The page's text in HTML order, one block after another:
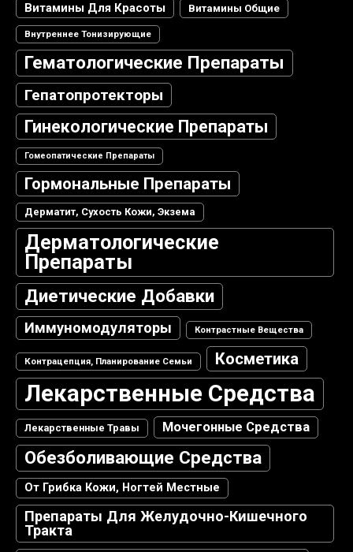
Витамины Для Красоты
Витамины Общие
Внутреннее Тонизирующие
Гематологические Препараты
Гепатопротекторы
Гинекологические Препараты
Гомеопатические Препараты
Гормональные Препараты
Дерматит, Сухость Кожи, Экзема
Дерматологические
Препараты
Диетические Добавки
Иммуномодуляторы Контрастные Вещества
Контрацепция, Планирование Семьи Косметика
Лекарственные Средства
Лекарственные Травы Мочегонные Средства
Обезболивающие Средства
От Грибка Кожи, Ногтей Местные
Препараты Для Желудочно-Кишечного
Тракта